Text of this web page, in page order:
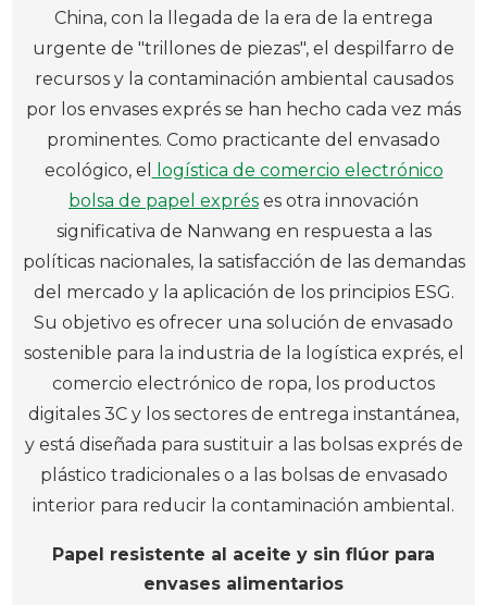
China, con la llegada de la era de la entrega
urgente de "trillones de piezas", el despilfarro de
recursos y la contaminación ambiental causados
por los envases exprés se han hecho cada vez más
prominentes. Como practicante del envasado
ecológico, el
logística de comercio electrónico
bolsa de papel exprés es otra innovación
significativa de Nanwang en respuesta a las
políticas nacionales, la satisfacción de las demandas
del mercado y la aplicación de los principios ESG.
Su objetivo es ofrecer una solución de envasado
sostenible para la industria de la logística exprés, el
comercio electrónico de ropa, los productos
digitales 3C y los sectores de entrega instantánea,
y está diseñada para sustituir a las bolsas exprés de
plástico tradicionales o a las bolsas de envasado
interior para reducir la contaminación ambiental.
Papel resistente al aceite y sin flúor para
envases alimentarios